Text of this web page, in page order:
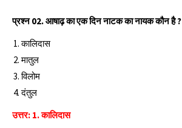
प्रश्‍न 02. आषाढ़ का एक दिन नाटक का नायक कौन है ?
कालिदास
मातुल
विलोम
दंतुल
उत्तर: 1. कालिदास